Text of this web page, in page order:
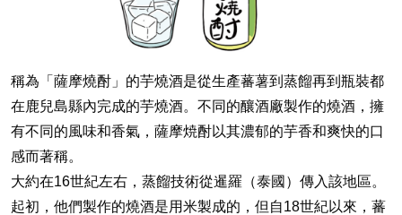
稱為「薩摩燒酎」的芋燒酒是從生產蕃薯到蒸餾再到瓶裝都
在鹿兒島縣內完成的芋燒酒。不同的釀酒廠製作的燒酒，擁
有不同的風味和香氣，薩摩焼酎以其濃郁的芋香和爽快的口
感而著稱。
大約在16世紀左右，蒸餾技術從暹羅（泰國）傳入該地區。
起初，他們製作的燒酒是用米製成的，但自18世紀以來，蕃